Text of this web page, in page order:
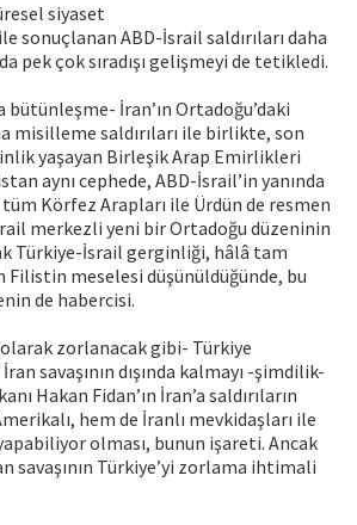
siyaset
sonuçlanan ABD-İsrail saldırıları daha
pek çok sıradışı gelişmeyi de tetikledi.
bütünleşme- İran’ın Ortadoğu’daki
misilleme saldırıları ile birlikte, son
yaşayan Birleşik Arap Emirlikleri
aynı cephede, ABD-İsrail’in yanında
Körfez Arapları ile Ürdün de resmen
merkezli yeni bir Ortadoğu düzeninin
Türkiye-İsrail gerginliği, hâlâ tam
meselesi düşünüldüğünde, bu
de habercisi.
zorlanacak gibi- Türkiye
savaşının dışında kalmayı -şimdilik-
Hakan Fidan’ın İran’a saldırıların
hem de İranlı mevkidaşları ile
olması, bunun işareti. Ancak
savaşının Türkiye’yi zorlama ihtimali